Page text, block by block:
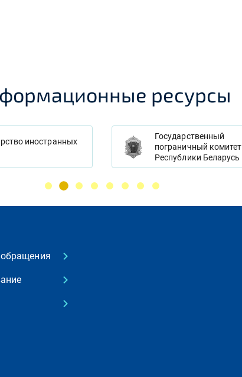
ресурсы
иностранных
Государственный
пограничный комитет
Республики Беларусь